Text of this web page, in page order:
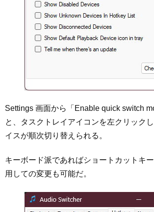
Settings 画面から「Enable quick switch
と、タスクトレイアイコンを左クリック
イスが順次切り替えられる。
キーボード派であればショートカットキ
用しての変更も可能だ。